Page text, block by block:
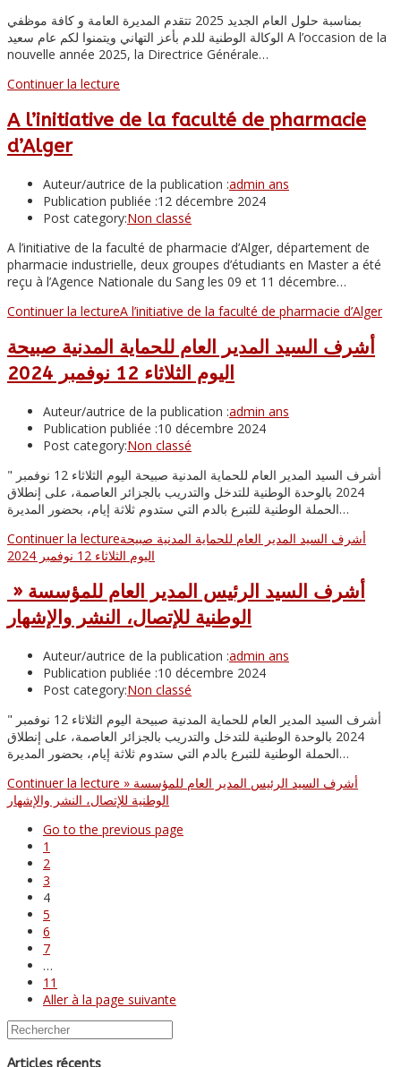
بمناسبة حلول العام الجديد 2025 تتقدم المديرة العامة و كافة موظفي
الوكالة الوطنية للدم بأعز التهاني ويتمنوا لكم عام سعيد A l’occasion de la
nouvelle année 2025, la Directrice Générale…
Continuer la lecture
A l’initiative de la faculté de pharmacie
d’Alger
Auteur/autrice de la publication :admin ans
Publication publiée :12 décembre 2024
Post category:Non classé
A l’initiative de la faculté de pharmacie d’Alger, département de
pharmacie industrielle, deux groupes d’étudiants en Master a été
reçu à l’Agence Nationale du Sang les 09 et 11 décembre…
Continuer la lectureA l’initiative de la faculté de pharmacie d’Alger
أشرف السيد المدير العام للحماية المدنية صبيحة
اليوم الثلاثاء 12 نوفمبر 2024
Auteur/autrice de la publication :admin ans
Publication publiée :10 décembre 2024
Post category:Non classé
" أشرف السيد المدير العام للحماية المدنية صبيحة اليوم الثلاثاء 12 نوفمبر
2024 بالوحدة الوطنية للتدخل والتدريب بالجزائر العاصمة، على إنطلاق
الحملة الوطنية للتبرع بالدم التي ستدوم ثلاثة إيام، بحضور المديرة…
Continuer la lectureأشرف السيد المدير العام للحماية المدنية صبيحة
اليوم الثلاثاء 12 نوفمبر 2024
» أشرف السيد الرئيس المدير العام للمؤسسة
الوطنية للإتصال، النشر والإشهار
Auteur/autrice de la publication :admin ans
Publication publiée :10 décembre 2024
Post category:Non classé
" أشرف السيد المدير العام للحماية المدنية صبيحة اليوم الثلاثاء 12 نوفمبر
2024 بالوحدة الوطنية للتدخل والتدريب بالجزائر العاصمة، على إنطلاق
الحملة الوطنية للتبرع بالدم التي ستدوم ثلاثة إيام، بحضور المديرة…
Continuer la lecture » أشرف السيد الرئيس المدير العام للمؤسسة
الوطنية للإتصال، النشر والإشهار
Go to the previous page
1
2
3
4
5
6
7
…
11
Aller à la page suivante